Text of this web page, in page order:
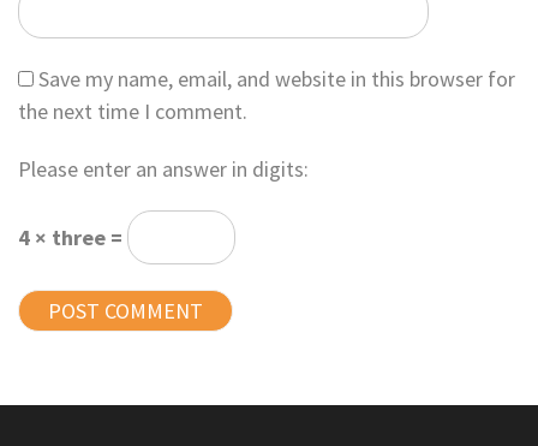
Save my name, email, and website in this browser for
the next time I comment.
Please enter an answer in digits:
4 × three =